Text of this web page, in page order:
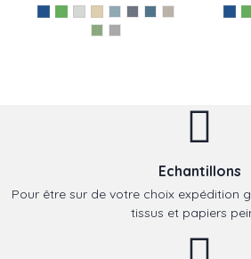
Echantillons
Pour être sur de votre choix expédition
tissus et papiers